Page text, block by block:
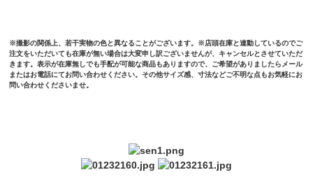
※撮影の関係上、若干実物の色と異なることがございます。※店頭在庫と連動しているのでご
注文をいただいても在庫が無い場合は大変申し訳ございませんが、キャンセルとさせていただ
きます。表示が在庫無しでも手配が可能な商品もありますので、ご希望がありましたらメール
またはお電話にてお問い合わせください。その他サイズ感、寸法などご不明な点もお気軽にお
問い合わせくださいませ。